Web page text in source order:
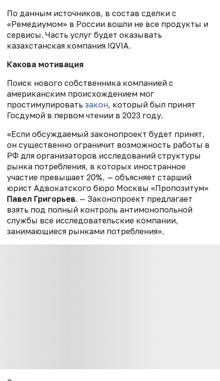
По данным источников, в состав сделки с
«Ремедиумом» в России вошли не все продукты и
сервисы. Часть услуг будет оказывать
казахстанская компания IQVIA.
Какова мотивация
Поиск нового собственника компанией с
американским происхождением мог
простимулировать закон, который был принят
Госдумой в первом чтении в 2023 году.
«Если обсуждаемый законопроект будет принят,
он существенно ограничит возможность работы в
РФ для организаторов исследований структуры
рынка потребления, в которых иностранное
участие превышает 20%, — объясняет старший
юрист Адвокатского бюро Москвы «Пропозитум»
Павел Григорьев. — Законопроект предлагает
взять под полный контроль антимонопольной
службы все исследовательские компании,
занимающиеся рынками потребления».